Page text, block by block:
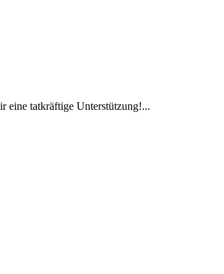
eine tatkräftige Unterstützung!...